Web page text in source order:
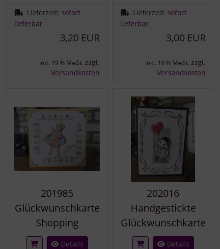
Lieferzeit: sofort
lieferbar
3,20 EUR
inkl. 19 % MwSt. zzgl.
Versandkosten
Lieferzeit: sofort
lieferbar
3,00 EUR
inkl. 19 % MwSt. zzgl.
Versandkosten
201985
Glückwunschkarte
Shopping
Details
202016
Handgestickte
Glückwunschkarte
Details